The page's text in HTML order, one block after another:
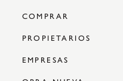
COMPRAR
PROPIETARIOS
EMPRESAS